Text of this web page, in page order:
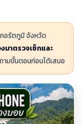
ภอรัตภูมิ จังหวัด
มาตรวจเช็กและ
ามขั้นตอนก่อนได้เสมอ